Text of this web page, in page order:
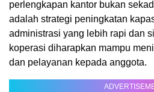
perlengkapan kantor bukan
adalah strategi peningkatan
administrasi yang lebih rapi dan
koperasi diharapkan mampu
dan pelayanan kepada anggota.